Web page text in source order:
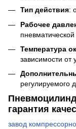
Тип действия:
Рабочее
пневматической
Температура
зависимости от
регулируемого
гарантия
завод